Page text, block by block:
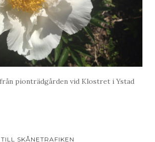
pionträdgården vid Klostret i Ystad
SKÅNETRAFIKEN